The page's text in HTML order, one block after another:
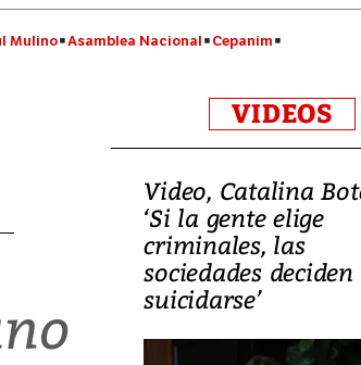
Mulino Asamblea Nacional Cepanim
VIDEOS
Video, Catalina
‘Si la gente elige
criminales, las
sociedades deciden
suicidarse’